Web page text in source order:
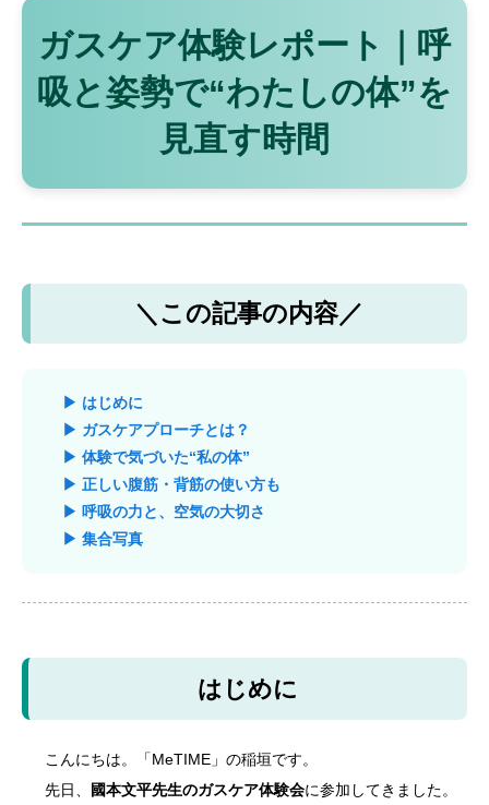
ガスケア体験レポート｜呼
吸と姿勢で“わたしの体”を
見直す時間
＼この記事の内容／
▶ はじめに
▶ ガスケアプローチとは？
▶ 体験で気づいた“私の体”
▶ 正しい腹筋・背筋の使い方も
▶ 呼吸の力と、空気の大切さ
▶ 集合写真
はじめに
こんにちは。「MeTIME」の稲垣です。
先日、
國本文平先生のガスケア体験会に参加してきました。